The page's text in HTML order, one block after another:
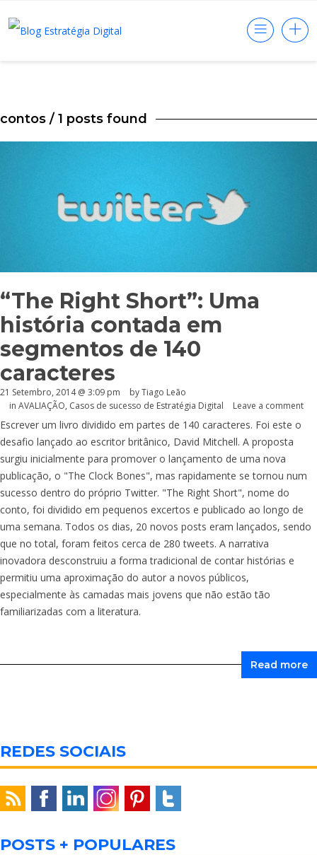
contos / 1 posts found
“The Right Short”: Uma
história contada em
segmentos de 140
caracteres
21 Setembro, 2014 @ 3:09 pm
by Tiago Leão
in AVALIAÇÃO, Casos de sucesso de Estratégia Digital Leave a comment
Escrever um livro dividido em partes de 140 caracteres. Foi este o
desafio lançado ao escritor britânico, David Mitchell. A proposta
surgiu inicialmente para promover o lançamento de uma nova
publicação, o "The Clock Bones", mas rapidamente se tornou num
sucesso dentro do próprio Twitter. "The Right Short", nome do
conto, foi dividido em pequenos excertos e publicado ao longo de
uma semana. Todos os dias, 20 novos posts eram lançados, sendo
que no total, foram feitos cerca de 280 tweets. A narrativa
inovadora desconstruiu a forma tradicional de contar histórias e
permitiu uma aproximação do autor a novos públicos,
especialmente às camadas mais jovens que não estão tão
familiarizadas com a literatura.
Read more
REDES SOCIAIS
POSTS + POPULARES